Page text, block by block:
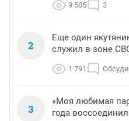
9 505 3
2
Еще один
служил в зоне
1 791
3
«Моя любимая
года